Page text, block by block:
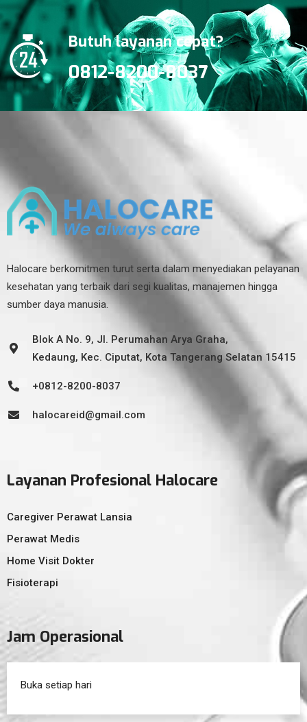
Butuh layanan cepat?
0812-8200-8037
Halocare berkomitmen turut serta dalam menyediakan pelayanan
kesehatan yang terbaik dari segi kualitas, manajemen hingga
sumber daya manusia.
Blok A No. 9, Jl. Perumahan Arya Graha,
Kedaung, Kec. Ciputat, Kota Tangerang Selatan 15415
+0812-8200-8037
halocareid@gmail.com
Layanan Profesional Halocare
Caregiver Perawat Lansia
Perawat Medis
Home Visit Dokter
Fisioterapi
Jam Operasional
Buka setiap hari